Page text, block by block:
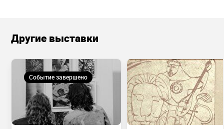
Другие выставки
Событие завершено